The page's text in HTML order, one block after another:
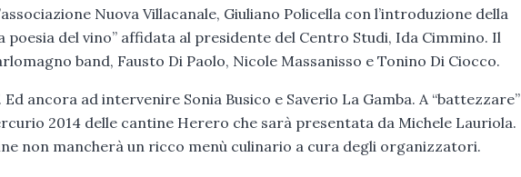
Nuova Villacanale, Giuliano Policella con l’introduzione della
poesia del vino” affidata al presidente del Centro Studi, Ida Cimmino. Il
band, Fausto Di Paolo, Nicole Massanisso e Tonino Di Ciocco.
ancora ad intervenire Sonia Busico e Saverio La Gamba. A “battezzare”
2014 delle cantine Herero che sarà presentata da Michele Lauriola.
non mancherà un ricco menù culinario a cura degli organizzatori.